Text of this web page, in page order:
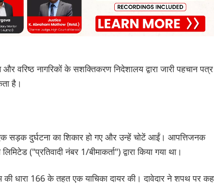
और वरिष्ठ नागरिकों के सशक्तिकरण निदेशालय द्वारा जारी पहचान पत्र
है।
एक सड़क दुर्घटना का शिकार हो गए और उन्हें चोटें आईं। आपत्तिजनक
("प्रतिवादी नंबर 1/बीमाकर्ता") द्वारा किया गया था।
धारा 166 के तहत एक याचिका दायर की। दावेदार ने शपथ पर